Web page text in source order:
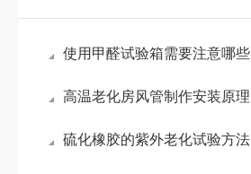
使用甲醛试验箱需要注意哪些
高温老化房风管制作安装原理
硫化橡胶的紫外老化试验方法